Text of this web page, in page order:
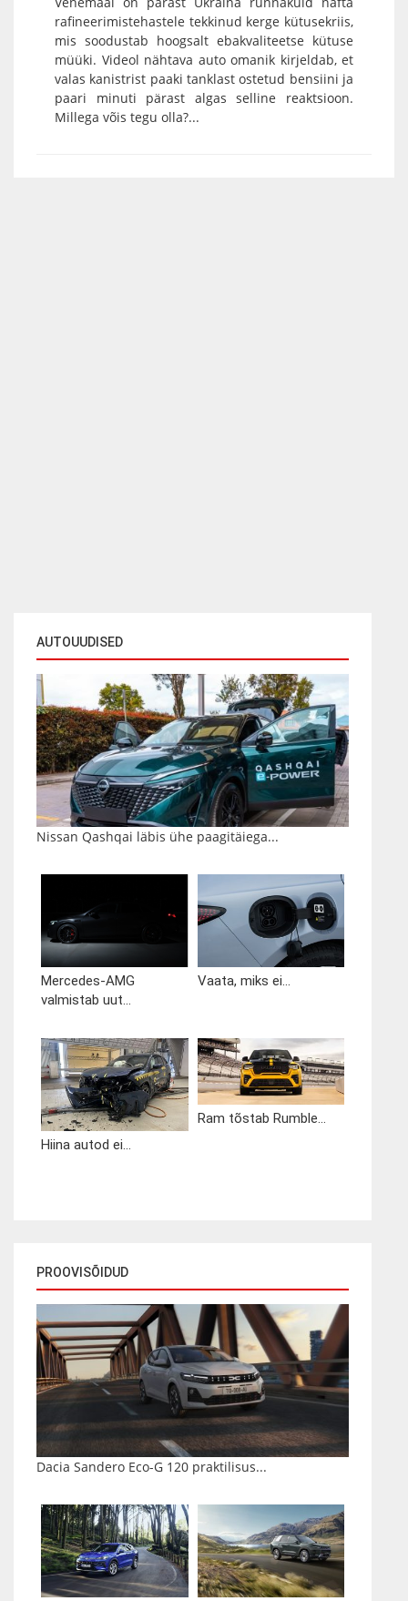
AUTOUUDISED
Nissan Qashqai läbis ühe paagitäiega...
Mercedes-AMG
valmistab uut...
Vaata, miks ei...
Hiina autod ei...
Ram tõstab Rumble...
PROOVISÕIDUD
Dacia Sandero Eco-G 120 praktilisus...
rafineerimistehastele tekkinud kerge kütusekriis,
mis soodustab hoogsalt ebakvaliteetse kütuse
müüki. Videol nähtava auto omanik kirjeldab, et
valas kanistrist paaki tanklast ostetud bensiini ja
paari minuti pärast algas selline reaktsioon.
Millega võis tegu olla?...